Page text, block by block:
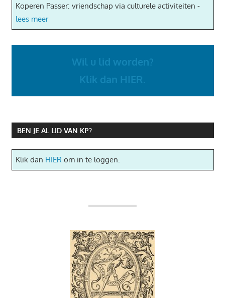
Koperen Passer: vriendschap via culturele activiteiten -
lees meer
Wil u lid worden?
Klik dan HIER.
BEN JE AL LID VAN KP?
Klik dan HIER om in te loggen.